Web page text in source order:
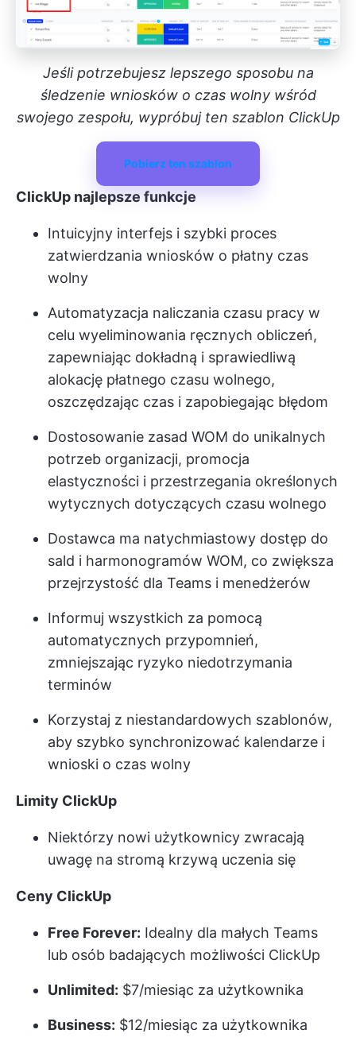
Jeśli potrzebujesz lepszego sposobu na
śledzenie wniosków o czas wolny wśród
swojego zespołu, wypróbuj ten szablon ClickUp
Pobierz ten szablon
ClickUp najlepsze funkcje
Intuicyjny interfejs i szybki proces
zatwierdzania wniosków o płatny czas
wolny
Automatyzacja naliczania czasu pracy w
celu wyeliminowania ręcznych obliczeń,
zapewniając dokładną i sprawiedliwą
alokację płatnego czasu wolnego,
oszczędzając czas i zapobiegając błędom
Dostosowanie zasad WOM do unikalnych
potrzeb organizacji, promocja
elastyczności i przestrzegania określonych
wytycznych dotyczących czasu wolnego
Dostawca ma natychmiastowy dostęp do
sald i harmonogramów WOM, co zwiększa
przejrzystość dla Teams i menedżerów
Informuj wszystkich za pomocą
automatycznych przypomnień,
zmniejszając ryzyko niedotrzymania
terminów
Korzystaj z niestandardowych szablonów,
aby szybko synchronizować kalendarze i
wnioski o czas wolny
Limity ClickUp
Niektórzy nowi użytkownicy zwracają
uwagę na stromą krzywą uczenia się
Ceny ClickUp
Free Forever: Idealny dla małych Teams
lub osób badających możliwości ClickUp
Unlimited: $7/miesiąc za użytkownika
Business: $12/miesiąc za użytkownika